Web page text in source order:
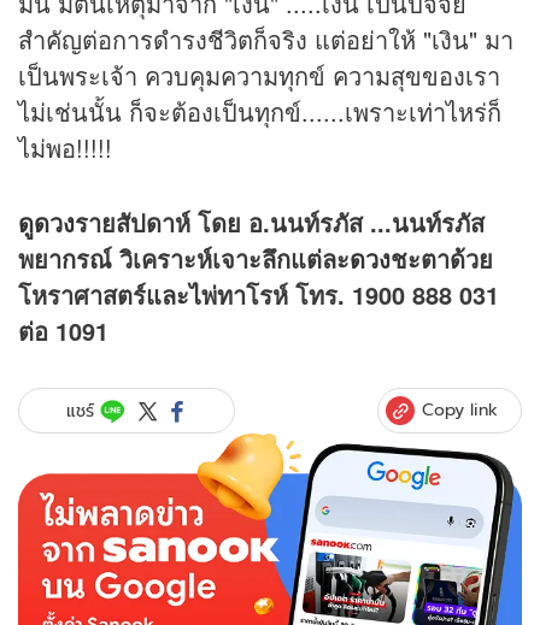
สำคัญต่อการดำรงชีวิตก็จริง แต่อย่าให้ "เงิน" มา
เป็นพระเจ้า ควบคุมความทุกข์ ความสุขของเรา
ไม่เช่นนั้น ก็จะต้องเป็นทุกข์......เพราะเท่าไหร่ก็
ไม่พอ!!!!!
ดูดวงรายสัปดาห์ โดย อ.นนท์รภัส ...นนท์รภัส
พยากรณ์ วิเคราะห์เจาะลึกแต่ละดวงชะตาด้วย
โหราศาสตร์และไพ่ทาโรห์ โทร. 1900 888 031
ต่อ 1091
แชร์ Copy link